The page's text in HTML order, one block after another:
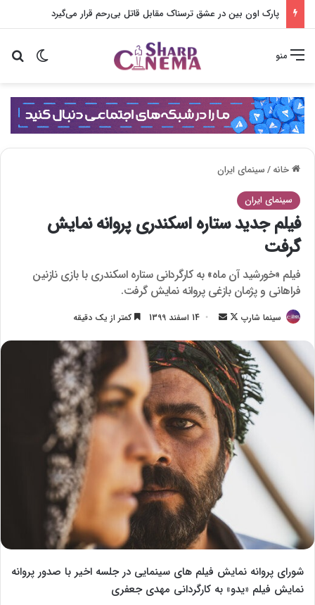
پارک اون بین در عشق ترسناک مقابل قاتل بی‌رحم قرار می‌گیرد
تغییر منو
خانه/سینمای ایران
سینمای ایران
فیلم جدید ستاره اسکندری پروانه نمایش
گرفت
فیلم «خورشید آن ماه» به کارگردانی ستاره اسکندری با بازی نازنین
فراهانی و پژمان بازغی پروانه نمایش گرفت.
سینما شارپ
F
l
l
o
w
o
n
X
س
ا
ل
ا
ی
م
ی
ل
14 اسفند 1399 کمتر از یک دقیقه
شورای پروانه نمایش فیلم های سینمایی در جلسه اخیر با صدور پروانه
نمایش فیلم «یدو» به کارگردانی مهدی جعفری